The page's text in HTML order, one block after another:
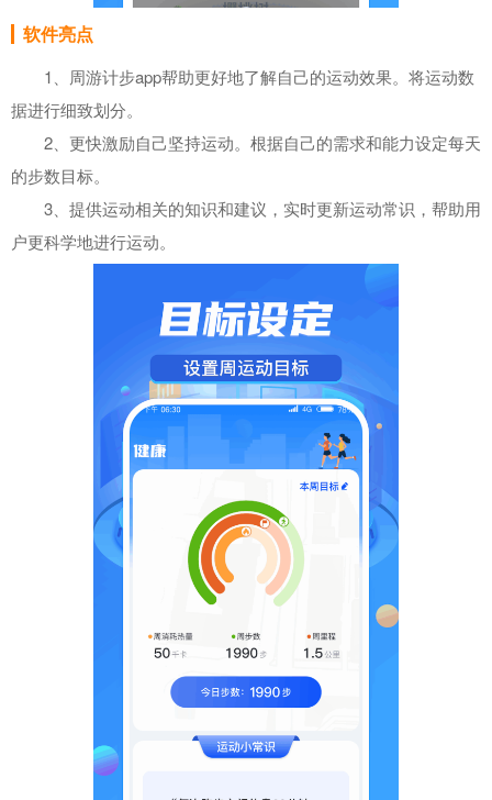
软件亮点
1、周游计步app帮助更好地了解自己的运动效果。将运动数
据进行细致划分。
2、更快激励自己坚持运动。根据自己的需求和能力设定每天
的步数目标。
3、提供运动相关的知识和建议，实时更新运动常识，帮助用
户更科学地进行运动。